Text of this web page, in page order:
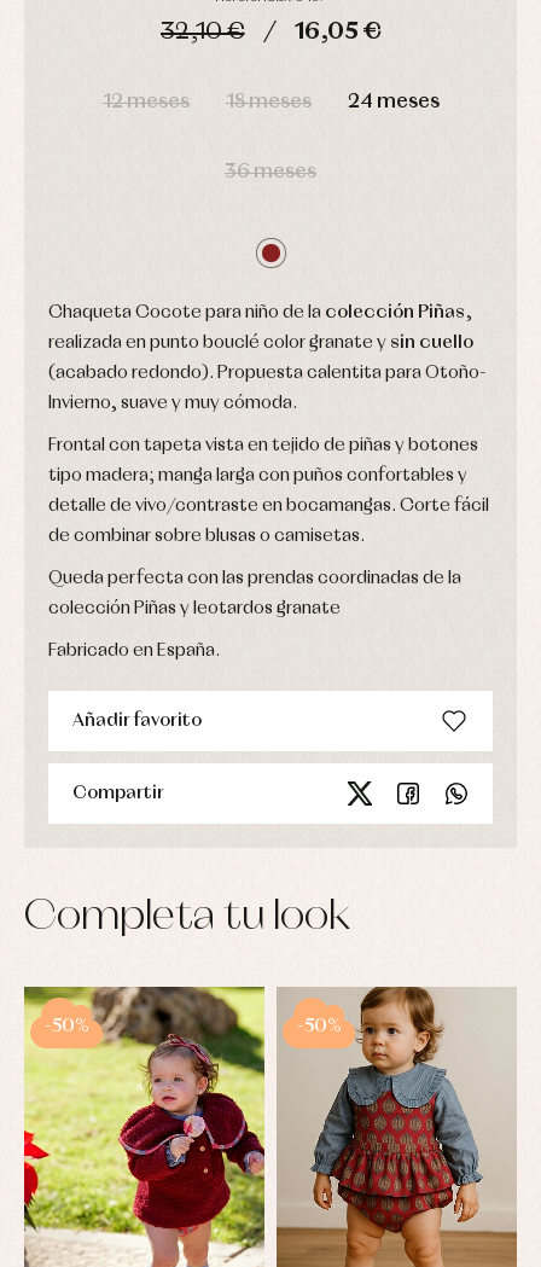
32,10 € 16,05 €
12 meses 18 meses 24 meses
36 meses
Chaqueta Cocote para niño de la colección Piñas ,
realizada en punto bouclé color granate y sin cuello
(acabado redondo). Propuesta calentita para Otoño-
Invierno, suave y muy cómoda.
Frontal con tapeta vista en tejido de piñas y botones
tipo madera; manga larga con puños confortables y
detalle de vivo/contraste en bocamangas. Corte fácil
de combinar sobre blusas o camisetas.
Queda perfecta con las prendas coordinadas de la
colección Piñas y leotardos granate
Fabricado en España.
Añadir favorito
Compartir
Completa tu look
-50% -50%
pijamas...
camisas
abrigo
Vestidos
Leotardos